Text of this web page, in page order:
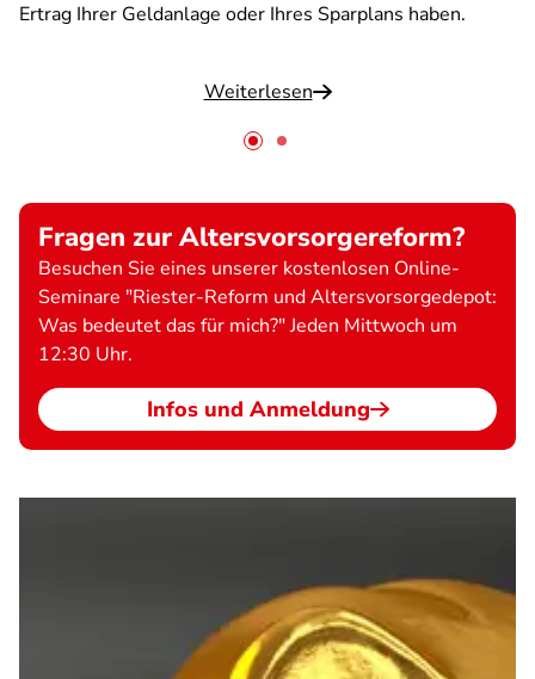
Ertrag Ihrer Geldanlage oder Ihres Sparplans haben.
Weiterlesen
Fragen zur Altersvorsorgereform?
Besuchen Sie eines unserer kostenlosen Online-
Seminare "Riester-Reform und Altersvorsorgedepot:
Was bedeutet das für mich?" Jeden Mittwoch um
12:30 Uhr.
Infos und Anmeldung